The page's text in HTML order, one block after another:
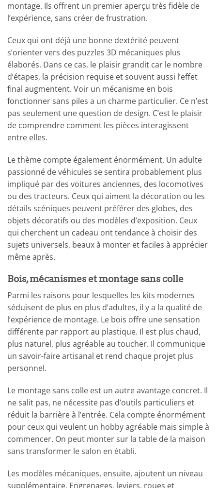
montage. Ils offrent un premier aperçu très fidèle de
l’expérience, sans créer de frustration.
Ceux qui ont déjà une bonne dextérité peuvent
s’orienter vers des puzzles 3D mécaniques plus
élaborés. Dans ce cas, le plaisir grandit car le nombre
d’étapes, la précision requise et souvent aussi l’effet
final augmentent. Voir un mécanisme en bois
fonctionner sans piles a un charme particulier. Ce n’est
pas seulement une question de design. C’est le plaisir
de comprendre comment les pièces interagissent
entre elles.
Le thème compte également énormément. Un adulte
passionné de véhicules se sentira probablement plus
impliqué par des voitures anciennes, des locomotives
ou des tracteurs. Ceux qui aiment la décoration ou les
détails scéniques peuvent préférer des globes, des
objets décoratifs ou des modèles d’exposition. Ceux
qui cherchent un cadeau ont tendance à choisir des
sujets universels, beaux à monter et faciles à apprécier
même après.
Bois, mécanismes et montage sans colle
Parmi les raisons pour lesquelles les kits modernes
séduisent de plus en plus d’adultes, il y a la qualité de
l’expérience de montage. Le bois offre une sensation
différente par rapport au plastique. Il est plus chaud,
plus naturel, plus agréable au toucher. Il communique
un savoir-faire artisanal et rend chaque projet plus
personnel.
Le montage sans colle est un autre avantage concret. Il
ne salit pas, ne nécessite pas d’outils particuliers et
réduit la barrière à l’entrée. Cela compte énormément
pour ceux qui veulent un hobby agréable mais simple à
commencer. On peut monter sur la table de la maison
sans transformer le salon en établi.
Les modèles mécaniques, ensuite, ajoutent un niveau
supplémentaire. Engrenages, leviers, roues et